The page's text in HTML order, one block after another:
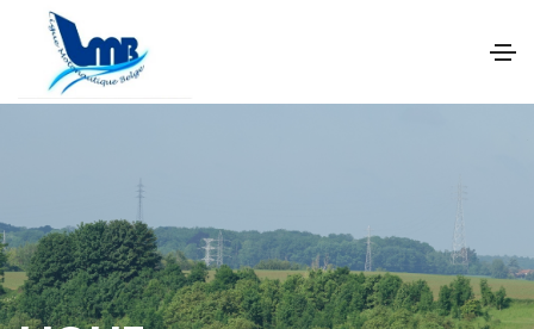
NOS OBJECTIFS SONT
DE PROMOUVOIR ET DE
DEVELOPPER :